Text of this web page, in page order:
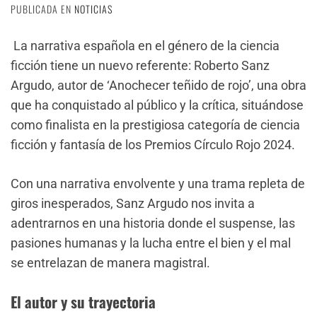
PUBLICADA EN NOTICIAS
La narrativa española en el género de la ciencia
ficción tiene un nuevo referente: Roberto Sanz
Argudo, autor de ‘Anochecer teñido de rojo’, una obra
que ha conquistado al público y la crítica, situándose
como finalista en la prestigiosa categoría de ciencia
ficción y fantasía de los Premios Círculo Rojo 2024.
Con una narrativa envolvente y una trama repleta de
giros inesperados, Sanz Argudo nos invita a
adentrarnos en una historia donde el suspense, las
pasiones humanas y la lucha entre el bien y el mal
se entrelazan de manera magistral.
El autor y su trayectoria